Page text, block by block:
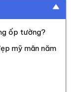
ốp tường?
mỹ mãn năm